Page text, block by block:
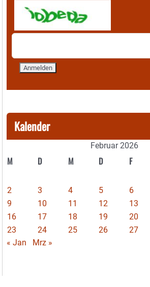
Kalender
Februar 2026
M D M D F
2
3 4 5 6
9
10 11 12 13
16
17 18 19 20
23
24 25 26 27
« Jan
Mrz »